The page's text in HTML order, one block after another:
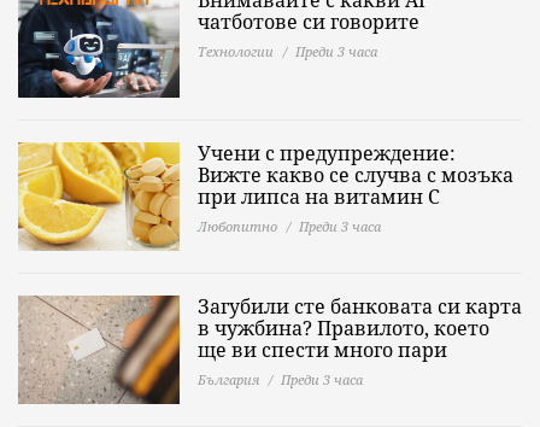
чатботове си говорите
Технологии Преди 3 часа
Учени с предупреждение:
Вижте какво се случва с мозъка
при липса на витамин C
Любопитно Преди 3 часа
Загубили сте банковата си карта
в чужбина? Правилото, което
ще ви спести много пари
България Преди 3 часа